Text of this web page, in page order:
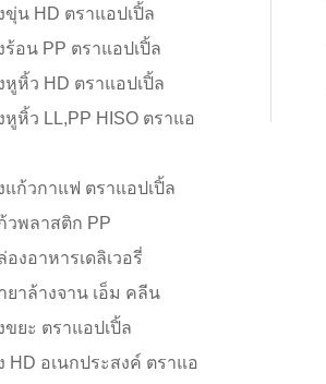
ขุ่น HD ตราแอปเปิ้ล
ร้อน PP ตราแอปเปิ้ล
หูหิ้ว HD ตราแอปเปิ้ล
หูหิ้ว LL,PP HISO ตราแอ
แก้วกาแฟ ตราแอปเปิ้ล
วพลาสติก PP
องอาหารเดลิเวอรี่
ยาล้างจาน เอ็ม คลีน
ขยะ ตราแอปเปิ้ล
HD อเนกประสงค์ ตราแอ